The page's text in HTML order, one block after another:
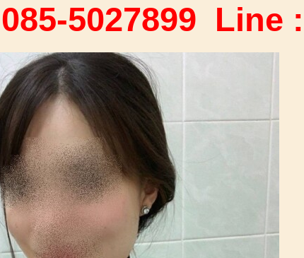
5027899 Line